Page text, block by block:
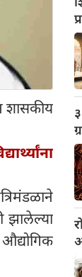
शासकीय
झालेल्या